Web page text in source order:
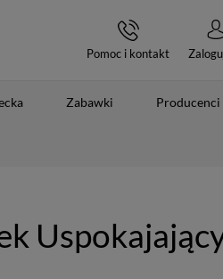
Pomoc i kontakt
Zabawki Producenci